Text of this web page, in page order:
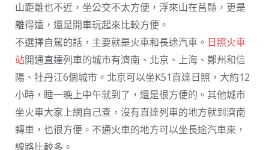
山距離也不近，坐公交不太方便，浮來山在莒縣，更是
離得遠，還是開車玩起來比較方便。
不選擇自駕的話，主要就是火車和長途汽車。 日照火車
站開通直達列車的城市有濟南、北京、上海、鄭州和信
陽、牡丹江6個城市。北京可以坐K51直達日照，大約12
小時，睡一晚上中午就到了，還是很方便的。其他城市
坐火車大家上網自己查，沒有直達列車的地方就到濟南
轉車，也很方便。不通火車的地方可以坐長途汽車來，
線路比較多。